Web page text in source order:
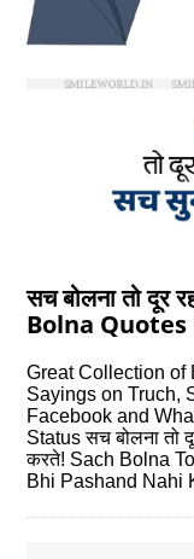
सच बोलना तो
Bolna
Great Collection of
Sayings on Truch,
Facebook and
Status सच बोलना तो
करते! Sach Bolna
Bhi Pashand Nahi